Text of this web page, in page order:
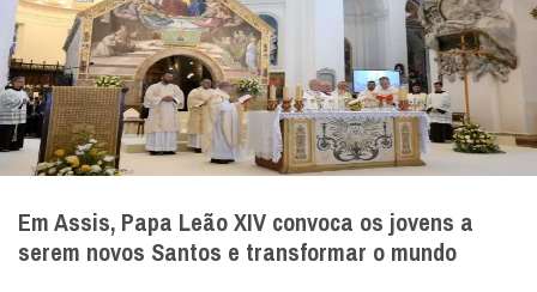
Em Assis, Papa Leão XIV convoca os jovens a
serem novos Santos e transformar o mundo